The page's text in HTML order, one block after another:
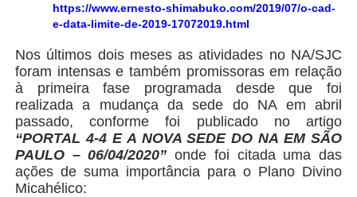
https://www.ernesto-shimabuko.com/2019/07/o-cad-
e-data-limite-de-2019-17072019.html
Nos últimos dois meses as atividades no NA/SJC
foram intensas e também promissoras em relação
à primeira fase programada desde que foi
realizada a mudança da sede do NA em abril
passado, conforme foi publicado no artigo
“PORTAL 4-4 E A NOVA SEDE DO NA EM SÃO
PAULO – 06/04/2020” onde foi citada uma das
ações de suma importância para o Plano Divino
Micahélico: